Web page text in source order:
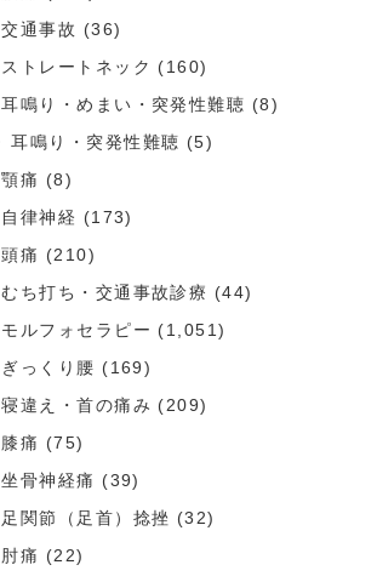
交通事故 (36)
ストレートネック (160)
耳鳴り・めまい・突発性難聴 (8)
耳鳴り・突発性難聴 (5)
顎痛 (8)
自律神経 (173)
頭痛 (210)
むち打ち・交通事故診療 (44)
モルフォセラピー (1,051)
ぎっくり腰 (169)
寝違え・首の痛み (209)
膝痛 (75)
坐骨神経痛 (39)
足関節（足首）捻挫 (32)
肘痛 (22)